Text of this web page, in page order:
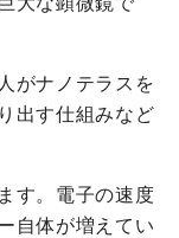
がナノテラスを
出す仕組みなど
す。電子の速度
自体が増えてい